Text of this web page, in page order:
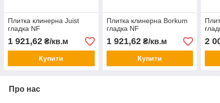
Плитка клинерна Juist
гладка NF
1 921,62 ₴/кв.м
Купити
Плитка клинерна Borkum
гладка NF
1 921,62₴/кв.м
Купити
2
Про нас